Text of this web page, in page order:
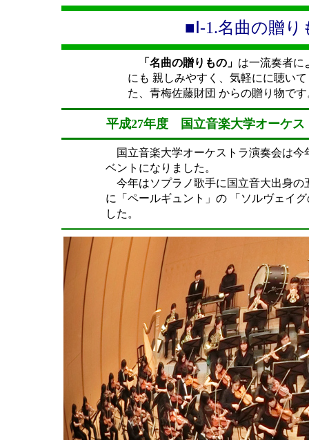
■Ⅰ-1.名曲の贈り
「名曲の贈りもの」 は一流奏者に
にも 親しみやすく、気軽にに聴い
た、青梅佐藤財団 からの贈り物です
平成27年度 国立音楽大学オーケス
国立音楽大学オーケストラ演奏会は今
ベントになりました。
今年はソプラノ歌手に国立音大出身の
に「ペールギュント」の 「ソルヴェイ
した。